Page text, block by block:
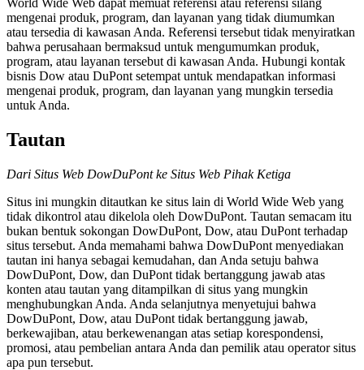
mengenai produk, program, dan layanan yang tidak diumumkan
atau tersedia di kawasan Anda. Referensi tersebut tidak menyiratkan
bahwa perusahaan bermaksud untuk mengumumkan produk,
program, atau layanan tersebut di kawasan Anda. Hubungi kontak
bisnis Dow atau DuPont setempat untuk mendapatkan informasi
mengenai produk, program, dan layanan yang mungkin tersedia
untuk Anda.
Tautan
Dari Situs Web DowDuPont ke Situs Web Pihak Ketiga
Situs ini mungkin ditautkan ke situs lain di World Wide Web yang
tidak dikontrol atau dikelola oleh DowDuPont. Tautan semacam itu
bukan bentuk sokongan DowDuPont, Dow, atau DuPont terhadap
situs tersebut. Anda memahami bahwa DowDuPont menyediakan
tautan ini hanya sebagai kemudahan, dan Anda setuju bahwa
DowDuPont, Dow, dan DuPont tidak bertanggung jawab atas
konten atau tautan yang ditampilkan di situs yang mungkin
menghubungkan Anda. Anda selanjutnya menyetujui bahwa
DowDuPont, Dow, atau DuPont tidak bertanggung jawab,
berkewajiban, atau berkewenangan atas setiap korespondensi,
promosi, atau pembelian antara Anda dan pemilik atau operator situs
apa pun tersebut.